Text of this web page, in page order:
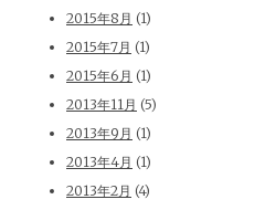
2015年8月 (1)
2015年7月 (1)
2015年6月 (1)
2013年11月 (5)
2013年9月 (1)
2013年4月 (1)
2013年2月 (4)